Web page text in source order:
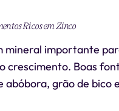
Ricos em Zinco
mineral importante
crescimento. Boas
abóbora, grão de bico